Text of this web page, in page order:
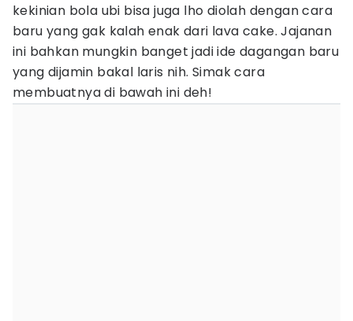
kekinian bola ubi bisa juga lho diolah dengan cara
baru yang gak kalah enak dari lava cake. Jajanan
ini bahkan mungkin banget jadi ide dagangan baru
yang dijamin bakal laris nih. Simak cara
membuatnya di bawah ini deh!